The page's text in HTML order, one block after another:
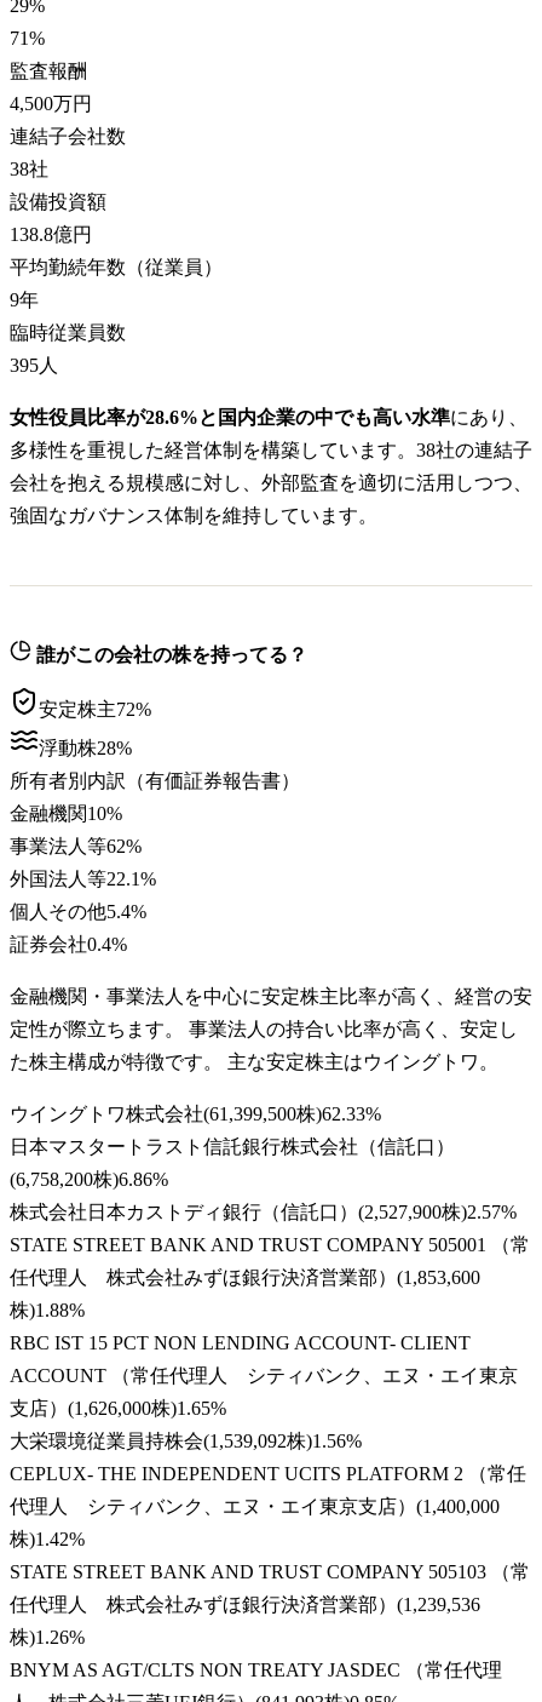
29%
71%
監査報酬
4,500万円
連結子会社数
38社
設備投資額
138.8億円
平均勤続年数（従業員）
9年
臨時従業員数
395人
女性役員比率が28.6%と国内企業の中でも高い水準にあり、
多様性を重視した経営体制を構築しています。38社の連結子
会社を抱える規模感に対し、外部監査を適切に活用しつつ、
強固なガバナンス体制を維持しています。
誰がこの会社の株を持ってる？
安定株主72%
浮動株28%
所有者別内訳（有価証券報告書）
金融機関10%
事業法人等62%
外国法人等22.1%
個人その他5.4%
証券会社0.4%
金融機関・事業法人を中心に安定株主比率が高く、経営の安
定性が際立ちます。 事業法人の持合い比率が高く、安定し
た株主構成が特徴です。 主な安定株主はウイングトワ。
ウイングトワ株式会社(61,399,500株)62.33%
日本マスタートラスト信託銀行株式会社（信託口）
(6,758,200株)6.86%
株式会社日本カストディ銀行（信託口） (2,527,900株)2.57%
STATE STREET BANK AND TRUST COMPANY 505001 （常
任代理人 株式会社みずほ銀行決済営業部） (1,853,600
株)1.88%
RBC IST 15 PCT NON LENDING ACCOUNT- CLIENT
ACCOUNT （常任代理人 シティバンク、エヌ・エイ東京
支店） (1,626,000株)1.65%
大栄環境従業員持株会(1,539,092株)1.56%
CEPLUX- THE INDEPENDENT UCITS PLATFORM 2 （常任
代理人 シティバンク、エヌ・エイ東京支店） (1,400,000
株)1.42%
STATE STREET BANK AND TRUST COMPANY 505103 （常
任代理人 株式会社みずほ銀行決済営業部） (1,239,536
株)1.26%
BNYM AS AGT/CLTS NON TREATY JASDEC （常任代理